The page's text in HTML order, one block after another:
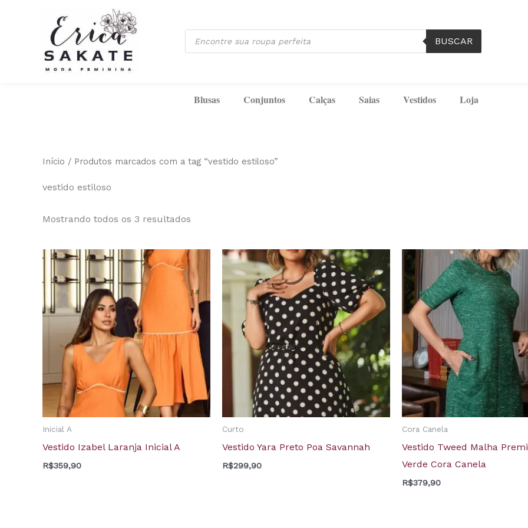
Pesquisar
produtos
BUSCAR
Blusas Conjuntos Calças Saias Vestidos Loja
Início / Produtos marcados com a tag “vestido estiloso”
vestido estiloso
Mostrando todos os 3 resultados
recente
Inicial A
Vestido Izabel Laranja Inicial A
R$359,90
Curto
Vestido Yara Preto Poa Savannah
R$299,90
Cora Canela
Vestido Tweed Malha
Verde Cora Canela
R$379,90